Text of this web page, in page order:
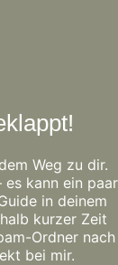
Weg zu dir.
es kann ein paar
in deinem
kurzer Zeit
Ordner nach
bei mir.